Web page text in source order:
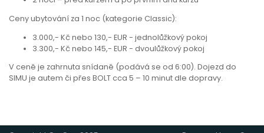
Ceny ubytování za 1 noc (kategorie Classic):
3.000,- Kč nebo 130,- EUR - jednolůžkový pokoj
3.300,- Kč nebo 145,- EUR - dvoulůžkový pokoj
V ceně je zahrnuta snídaně (podává se od 6:00). Dojezd do
SIMU je autem či přes BOLT cca 5 – 10 minut dle dopravy.